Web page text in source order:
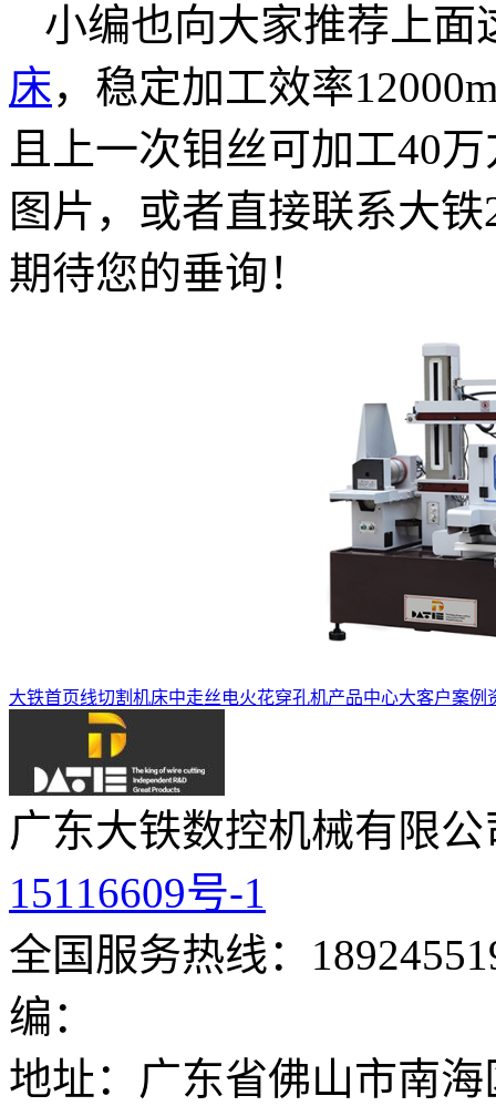
小编也向大家推荐上面
床，稳定加工效率
且上一次钼丝可加工40
图片，或者直接联系大
期待您的垂询！
大铁首页线切割机床中走丝电火花穿孔机产品中心大客户案例
广东大铁数控机械有限公
15116609号-1
全国服务热线：
编：
地址：广东省佛山市南